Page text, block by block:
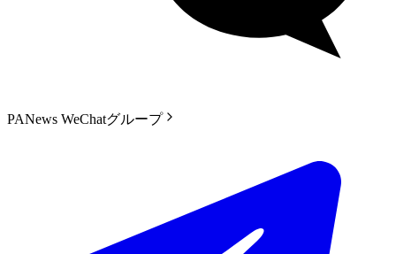
PANews WeChatグループ